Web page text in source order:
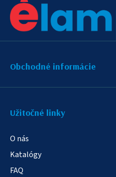
Obchodné informácie
Užitočné linky
O nás
Katalógy
FAQ